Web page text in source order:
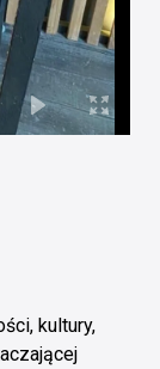
kultury,